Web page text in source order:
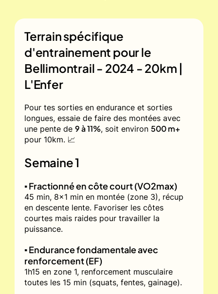
Terrain spécifique
d'entrainement pour le
Bellimontrail - 2024 - 20km |
L'Enfer
Pour tes sorties en endurance et sorties
longues, essaie de faire des montées avec
une pente de 9 à 11%, soit environ 500 m+
pour 10km. 📈
Semaine 1
▪️ Fractionné en côte court (VO2max)
45 min, 8x1 min en montée (zone 3), récup
en descente lente. Favoriser les côtes
courtes mais raides pour travailler la
puissance.
▪️ Endurance fondamentale avec
renforcement (EF)
1h15 en zone 1, renforcement musculaire
toutes les 15 min (squats, fentes, gainage).